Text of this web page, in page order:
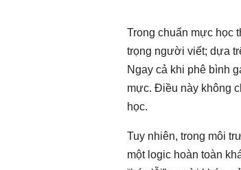
Trong chuẩn mực học
trọng người viết; dựa
Ngay cả khi phê bình
mực. Điều này không
học.
Tuy nhiên, trong môi
một logic hoàn toàn